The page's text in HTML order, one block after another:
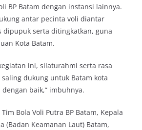
BP Batam dengan instansi lainnya.
antar pecinta voli diantar
dipupuk serta ditingkatkan, guna
Kota Batam.
ini, silaturahmi serta rasa
dukung untuk Batam kota
baik,” imbuhnya.
Bola Voli Putra BP Batam, Kepala
(Badan Keamanan Laut) Batam,